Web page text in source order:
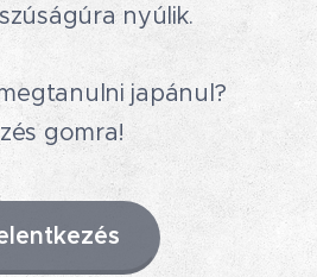
nyúlik.😍✨
japánul?
gomra!